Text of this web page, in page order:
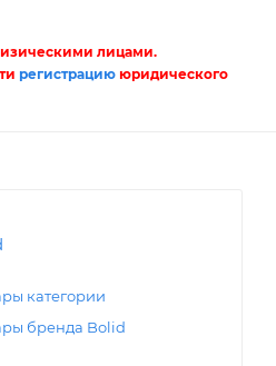
лицами.
регистрацию юридического
категории
бренда Bolid